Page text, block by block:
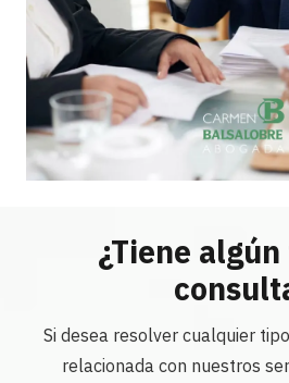
¿Tiene
Si desea resolver cualquier
relacionada con nuestros